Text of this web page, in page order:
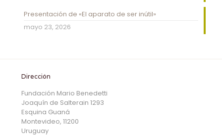
Presentación de «El aparato de ser inútil»
mayo 23, 2026
Dirección
Fundación Mario Benedetti
Joaquín de Salterain 1293
Esquina Guaná
Montevideo, 11200
Uruguay